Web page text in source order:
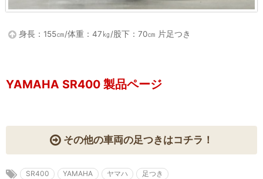
身長：155㎝/体重：47㎏/股下：70㎝ 片足つき
YAMAHA SR400 製品ページ
その他の車両の足つきはコチラ！
SR400 YAMAHA ヤマハ 足つき